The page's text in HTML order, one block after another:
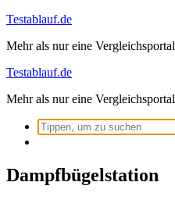
Zum
springen
Testablauf.de
Mehr als nur eine Vergleichsportal
Testablauf.de
Mehr als nur eine Vergleichsportal
Suchen
nach:
Dampfbügelstation